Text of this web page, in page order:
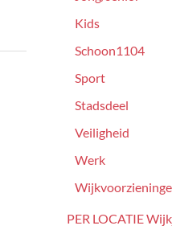
Kids
Schoon1104
Sport
Stadsdeel
Veiligheid
Werk
PER LOCATIE